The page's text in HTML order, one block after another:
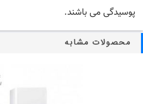
پوسیدگی می باشند.
محصولات مشابه